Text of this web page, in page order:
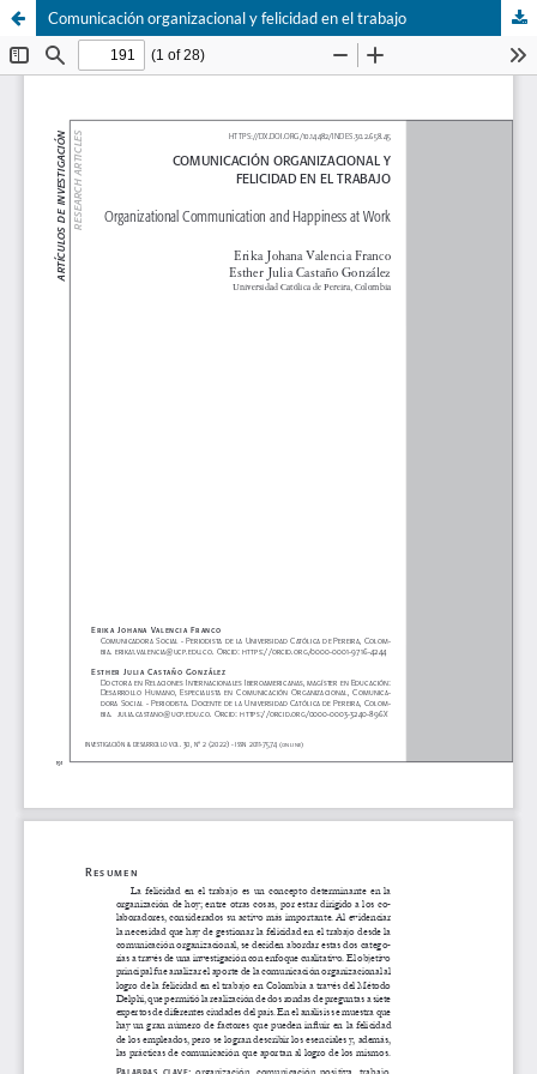
Comunicación organizacional y felicidad en el trabajo